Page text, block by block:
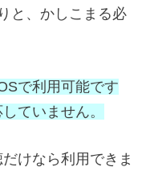
と、かしこまる必
で利用可能です
ていません。
けなら利用できま